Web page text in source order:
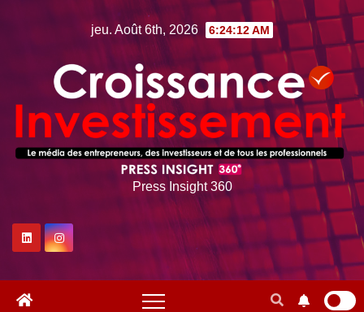
jeu. Août 6th, 2026 6:24:13 AM
Press Insight 360